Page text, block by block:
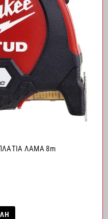
ΛΑΜΑ 8m